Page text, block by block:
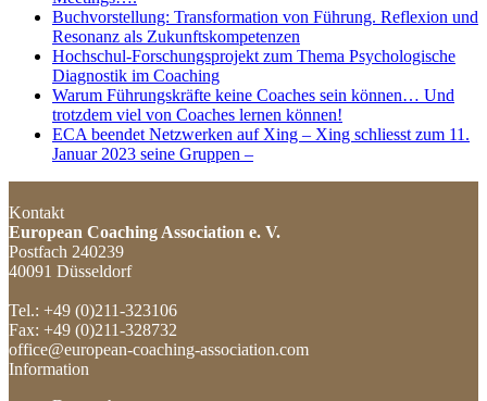
Buchvorstellung: Transformation von Führung. Reflexion und
Resonanz als Zukunftskompetenzen
Hochschul-Forschungsprojekt zum Thema Psychologische
Diagnostik im Coaching
Warum Führungskräfte keine Coaches sein können… Und
trotzdem viel von Coaches lernen können!
ECA beendet Netzwerken auf Xing – Xing schliesst zum 11.
Januar 2023 seine Gruppen –
Kontakt
European Coaching Association e. V.
Postfach 240239
40091 Düsseldorf
Tel.: +49 (0)211-323106
Fax: +49 (0)211-328732
office@european-coaching-association.com
Information